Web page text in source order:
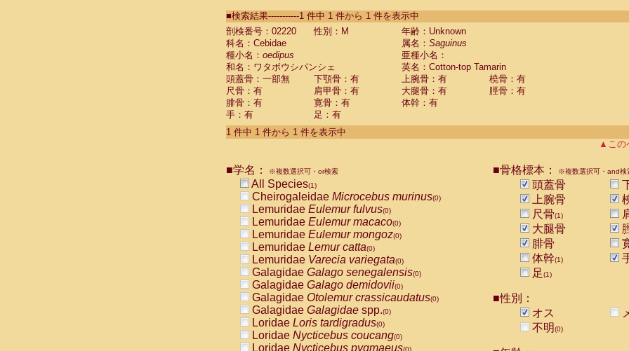
CebidaeSaguinus labiatus(0)
Cebidae Saguinus leucopus (0)
Cebidae
Cebidae
CebidaeSaguinus nigricollis (0)
Cebidae Saguinus oedipus
Cebidae Saguinus weddelli
Cebidae Saguinusspp.
Cebidae Aotus trivirgatus
Cebidae Cebus albifrons
CebidaeCebus nigrivittatus
CebidaeCebus
CebidaeSaimiri boliviensis(0)
CebidaeSaimiri sciureus(0)
AtelidaeAlouatta caraya(0)
AtelidaeAlouatta fusca(0)
AtelidaeAlouatta seniculus
AtelidaeAlouattaspp.(0)
AtelidaeAteles belzebuth(0)
AtelidaeAteles geoffroyi(0)
AtelidaeAteles paniscus(0)
AtelidaeAtelesspp.(0)
Atelidae Lagothrix lagothricha
AtelidaeLagothrix lagothricha cana
PitheciidaeCacajao calvus rubicundus
■検索結果-----------1 件中 1 件から 1 件を表示中
剖検番号：02220
性別：M
年齢：Unknown
科名：Cebidae
属名： Saguinus
種小名： oedipus
亜種小名：
和名：ワタボウシパンシェ
英名：Cotton-top Tamarin
頭蓋骨：一部無
下顎骨：有 上腕骨：有
橈骨：有
尺骨：有
肩甲骨：有 大腿骨：有
脛骨：有
腓骨：有
寛骨：有
体幹：有
手：有
足：有
1 件中 1 件から 1 件を表示中
▲この
■学名： ※複数選択可・or検索
All Species(1)
Cheirogaleidae Microcebus murinus(0)
Lemuridae Eulemur fulvus(0)
Lemuridae Eulemur macaco(0)
Lemuridae Eulemur mongoz(0)
Lemuridae Lemur catta(0)
Lemuridae Varecia variegata(0)
Galagidae Galago senegalensis(0)
Galagidae Galago demidovii(0)
Galagidae Otolemur crassicaudatus(0)
Galagidae Galagidae spp.(0)
Loridae Loris tardigradus(0)
Loridae Nycticebus coucang(0)
Loridae Nycticebus pygmaeus(0)
■骨格標本： ※複数選択可・and検
頭蓋骨
上腕骨
尺骨(1)
大腿骨
腓骨
体幹(1)
足(1)
■性別：
オス
不明(0)